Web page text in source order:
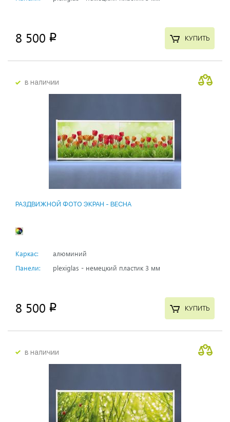
8 500 p КУПИТЬ
в наличии
РАЗДВИЖНОЙ ФОТО ЭКРАН - ВЕСНА
Каркас:
алюминий
Панели:
plexiglas - немецкий пластик 3 мм
8 500 p КУПИТЬ
в наличии